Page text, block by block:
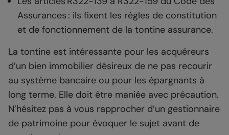
Assurances : ils fixent les règles de constitution
et de fonctionnement de la tontine assurance.
La tontine est intéressante pour les acquéreurs
d’un bien immobilier désireux de ne pas recourir
au système bancaire ou pour les épargnants à
long terme. Elle doit être maniée avec précaution.
N’hésitez pas à vous rapprocher d’un gestionnaire
de patrimoine pour évoquer le sujet avant de